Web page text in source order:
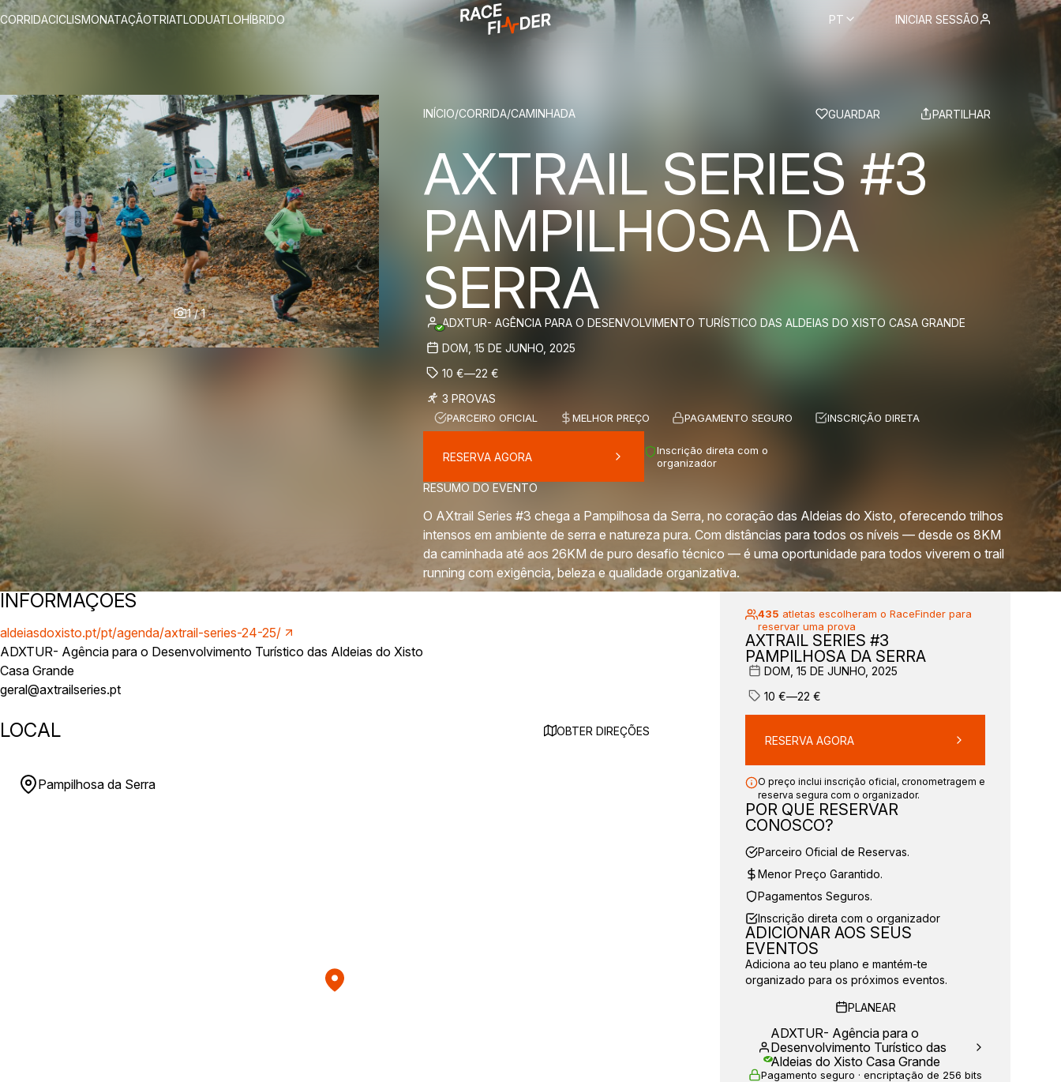
CORRIDACICLISMONATAÇÃOTRIATLODUATLOHÍBRIDO PT INICIAR SESSÃO
1/1
BREADCRUMBS
INÍCIO/CORRIDA/CAMINHADA GUARDAR PARTILHAR
AXTRAIL SERIES #3
PAMPILHOSA DA
SERRA
ADXTUR- AGÊNCIA PARA O DESENVOLVIMENTO TURÍSTICO DAS ALDEIAS DO XISTO CASA GRANDE
DOM, 15 DE JUNHO, 2025
10 €—22 €
3 PROVAS
PARCEIRO OFICIAL MELHOR PREÇO PAGAMENTO SEGURO INSCRIÇÃO DIRETA
RESERVA AGORA
Inscrição direta com o
organizador
RESUMO DO EVENTO
O AXtrail Series #3 chega a Pampilhosa da Serra, no coração das Aldeias do Xisto, oferecendo trilhos
intensos em ambiente de serra e natureza pura. Com distâncias para todos os níveis — desde os 8KM
da caminhada até aos 26KM de puro desafio técnico — é uma oportunidade para todos viverem o trail
running com exigência, beleza e qualidade organizativa.
INFORMAÇÕES
aldeiasdoxisto.pt/pt/agenda/axtrail-series-24-25/
ADXTUR- Agência para o Desenvolvimento Turístico das Aldeias do Xisto
Casa Grande
geral@axtrailseries.pt
LOCAL OBTER DIREÇÕES
Pampilhosa da Serra
435 atletas escolheram o RaceFinder para
reservar uma prova
AXTRAIL SERIES #3
PAMPILHOSA DA SERRA
DOM, 15 DE JUNHO, 2025
10 €—22 €
RESERVA AGORA
O preço inclui inscrição oficial, cronometragem e
reserva segura com o organizador.
POR QUE RESERVAR
CONOSCO?
Parceiro Oficial de Reservas.
Menor Preço Garantido.
Pagamentos Seguros.
Inscrição direta com o organizador
ADICIONAR AOS SEUS
EVENTOS
Adiciona ao teu plano e mantém-te
organizado para os próximos eventos.
PLANEAR
ADXTUR- Agência para o
Desenvolvimento Turístico das
Aldeias do Xisto Casa Grande
Pagamento seguro · encriptação de 256 bits